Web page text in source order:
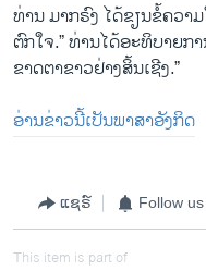
ທ່ານ​ ມາກ​ຣົງ ໄດ້​ຂຽນ​ຂໍ້​ຄວາ
ຕົກ​ໃຈ.” ທ່ານ​ໄດ້​ອະ​ທິ​ບາຍ​ກ
ຂາດ​ຕາ​ຂາວ​ຢ່າງ​ສິ້ນ​ເຊີງ.”
ອ່ານ​ຂ່າວນີ້​ເປັນ​ພາ​ສາ​ອັງ​ກິດ
ແຊຣ໌ Follow us
This item is part of